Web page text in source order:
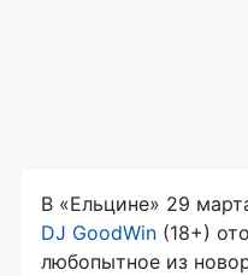
В «Ельцине» 29
DJ GoodWin (18+)
любопытное из